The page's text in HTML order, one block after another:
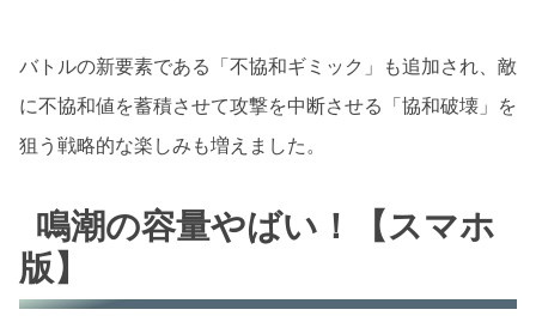
バトルの新要素である「不協和ギミック」も追加され、敵
に不協和値を蓄積させて攻撃を中断させる「協和破壊」を
狙う戦略的な楽しみも増えました。
鳴潮の容量やばい！【スマホ
版】